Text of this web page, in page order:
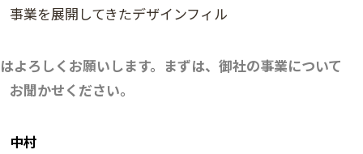
事業を展開してきたデザインフィル
よろしくお願いします。まずは、御社の事業について
お聞かせください。
中村